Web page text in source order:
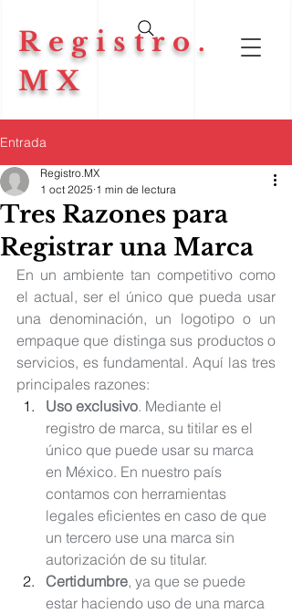
Registro.
MX
Entrada
Tres Razones para
Registrar una Marca
Registro.MX
1 oct 2025 1 min de lectura
En un ambiente tan competitivo como
el actual, ser el único que pueda usar
una denominación, un logotipo o un
empaque que distinga sus productos o
servicios, es fundamental. Aquí las tres
principales razones:
Uso exclusivo. Mediante el
registro de marca, su titilar es el
único que puede usar su marca
en México. En nuestro país
contamos con herramientas
legales eficientes en caso de que
un tercero use una marca sin
autorización de su titular.
Certidumbre, ya que se puede
estar haciendo uso de una marca